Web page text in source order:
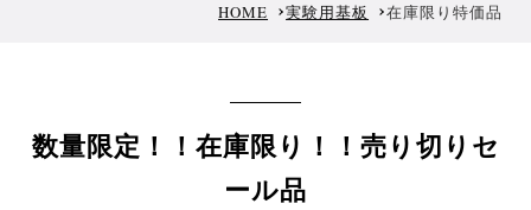
HOME 実験用基板 在庫限り特価品
数量限定！！在庫限り！！売り切りセ
ール品